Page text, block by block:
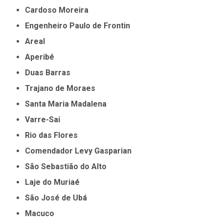
Cardoso Moreira
Engenheiro Paulo de Frontin
Areal
Aperibé
Duas Barras
Trajano de Moraes
Santa Maria Madalena
Varre-Sai
Rio das Flores
Comendador Levy Gasparian
São Sebastião do Alto
Laje do Muriaé
São José de Ubá
Macuco